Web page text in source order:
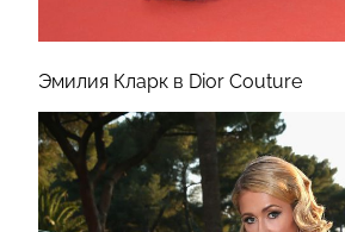
Эмилия Кларк в Dior Couture